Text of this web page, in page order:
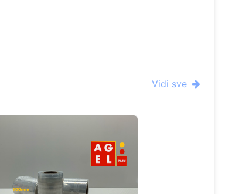
Vidi sve